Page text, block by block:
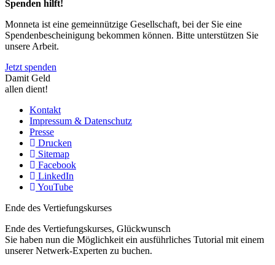
Spenden hilft!
Monneta ist eine gemeinnützige Gesellschaft, bei der Sie eine
Spendenbescheinigung bekommen können. Bitte unterstützen Sie
unsere Arbeit.
Jetzt spenden
Damit Geld
allen dient!
Kontakt
Impressum & Datenschutz
Presse
Drucken
Sitemap
Facebook
LinkedIn
YouTube
Ende des Vertiefungskurses
Ende des Vertiefungskurses, Glückwunsch
Sie haben nun die Möglichkeit ein ausführliches Tutorial mit einem
unserer Netwerk-Experten zu buchen.